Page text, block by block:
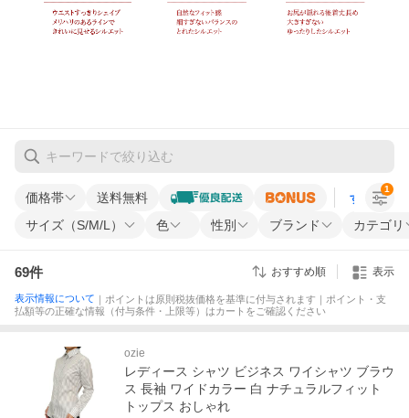
価格帯 送料無料 すべての条
サイズ（S/M/L） 色 性別 ブランド カテゴリ
1
69件 おすすめ順 表示
表示情報について ｜ポイントは原則税抜価格を基準に付与されます｜ポイント・支
払額等の正確な情報（付与条件・上限等）はカートをご確認ください
ozie
レディース シャツ ビジネス ワイシャツ ブラウ
ス 長袖 ワイドカラー 白 ナチュラルフィット
トップス おしゃれ